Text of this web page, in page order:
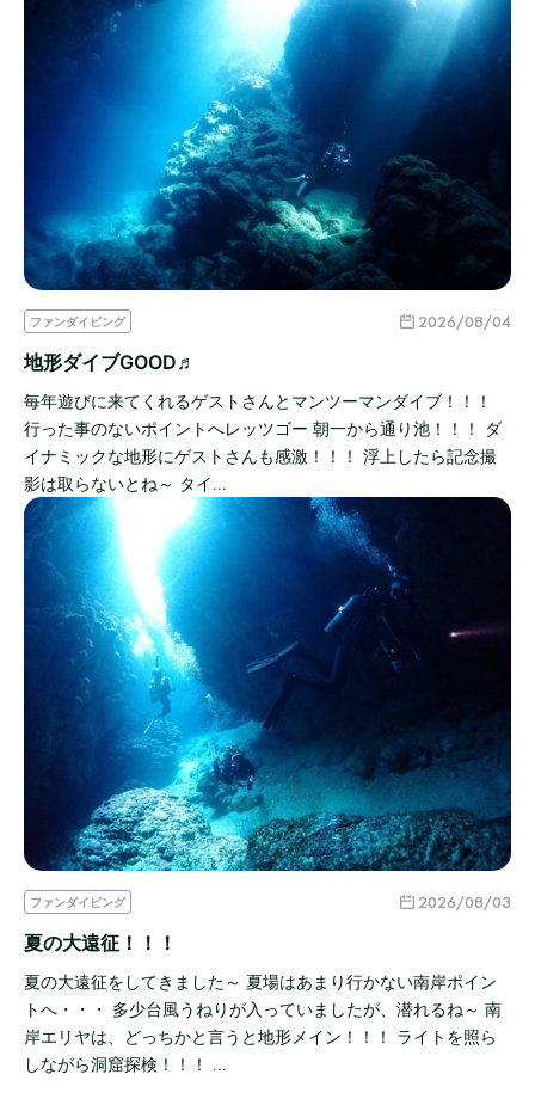
ファンダイビング 2026/08/04
地形ダイブGOOD♬
毎年遊びに来てくれるゲストさんとマンツーマンダイブ！！！
行った事のないポイントへレッツゴー 朝一から通り池！！！ ダ
イナミックな地形にゲストさんも感激！！！ 浮上したら記念撮
影は取らないとね～ タイ…
ファンダイビング 2026/08/03
夏の大遠征！！！
夏の大遠征をしてきました～ 夏場はあまり行かない南岸ポイン
トへ・・・ 多少台風うねりが入っていましたが、潜れるね～ 南
岸エリヤは、どっちかと言うと地形メイン！！！ ライトを照ら
しながら洞窟探検！！！ …